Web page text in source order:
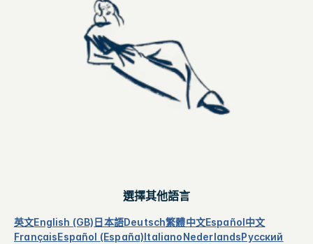
選擇其他語言
英文English (GB)日本語Deutsch繁體中文Español中文
FrançaisEspañol (España)ItalianoNederlandsРусский